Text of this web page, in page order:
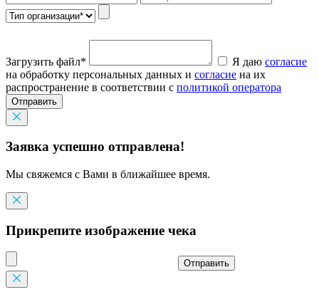
Загрузить файл* Я даю согласие
на обработку персональных данных и согласие на их
распространение в соответствии с политикой оператора
Отправить
Заявка успешно отправлена!
Мы свяжемся с Вами в ближайшее время.
Прикрепите изображение чека
Отправить